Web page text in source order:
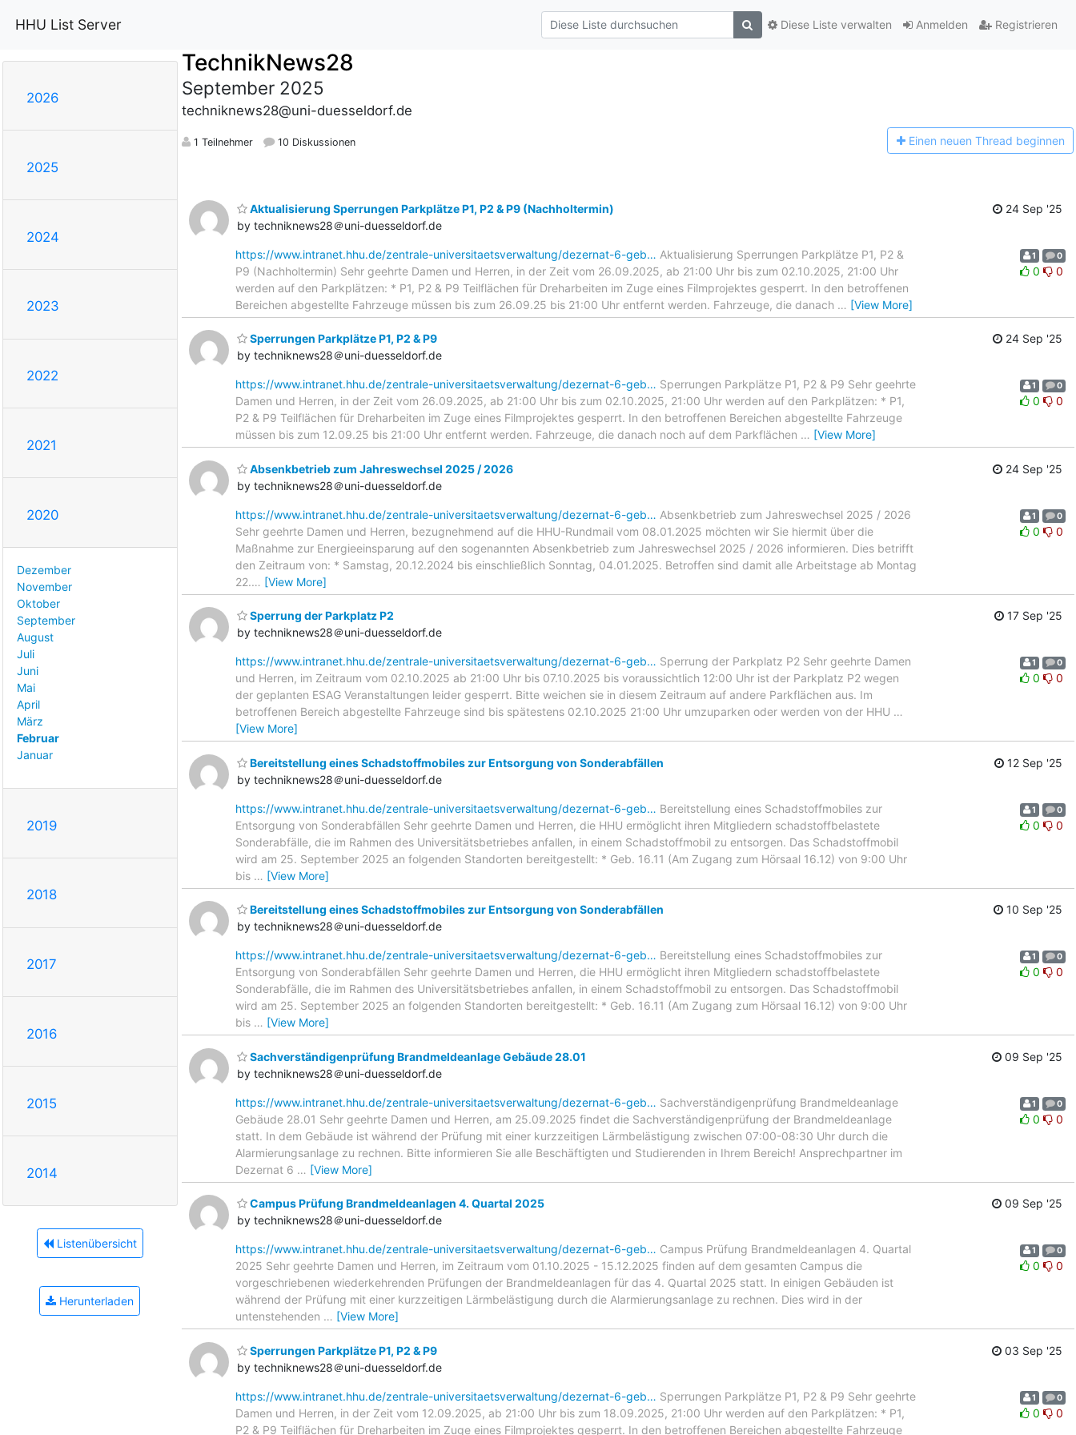
HHU List Server Anmelden Registrieren
Diese Liste verwalten
2026
2025
2024
2023
2022
2021
2020
Dezember
November
Oktober
September
August
Juli
Juni
Mai
April
März
Februar
Januar
2019
2018
2017
2016
2015
2014
Listenübersicht
Herunterladen
TechnikNews28
September 2025
techniknews28@uni-duesseldorf.de
1 Teilnehmer 10 Diskussionen Einen neuen Thread beginnen
Aktualisierung Sperrungen Parkplätze P1, P2 & P9 (Nachholtermin)
by techniknews28＠uni-duesseldorf.de
24 Sep '25
https://www.intranet.hhu.de/zentrale-universitaetsverwaltung/dezernat-6-geb… Aktualisierung Sperrungen Parkplätze P1, P2 &
P9 (Nachholtermin) Sehr geehrte Damen und Herren, in der Zeit vom 26.09.2025, ab 21:00 Uhr bis zum 02.10.2025, 21:00 Uhr
werden auf den Parkplätzen: * P1, P2 & P9 Teilflächen für Dreharbeiten im Zuge eines Filmprojektes gesperrt. In den betroffenen
Bereichen abgestellte Fahrzeuge müssen bis zum 26.09.25 bis 21:00 Uhr entfernt werden. Fahrzeuge, die danach … [View More]
1 0
0 0
Sperrungen Parkplätze P1, P2 & P9
by techniknews28＠uni-duesseldorf.de
24 Sep '25
https://www.intranet.hhu.de/zentrale-universitaetsverwaltung/dezernat-6-geb… Sperrungen Parkplätze P1, P2 & P9 Sehr geehrte
Damen und Herren, in der Zeit vom 26.09.2025, ab 21:00 Uhr bis zum 02.10.2025, 21:00 Uhr werden auf den Parkplätzen: * P1,
P2 & P9 Teilflächen für Dreharbeiten im Zuge eines Filmprojektes gesperrt. In den betroffenen Bereichen abgestellte Fahrzeuge
müssen bis zum 12.09.25 bis 21:00 Uhr entfernt werden. Fahrzeuge, die danach noch auf dem Parkflächen … [View More]
1 0
0 0
Absenkbetrieb zum Jahreswechsel 2025 / 2026
by techniknews28＠uni-duesseldorf.de
24 Sep '25
https://www.intranet.hhu.de/zentrale-universitaetsverwaltung/dezernat-6-geb… Absenkbetrieb zum Jahreswechsel 2025 / 2026
Sehr geehrte Damen und Herren, bezugnehmend auf die HHU-Rundmail vom 08.01.2025 möchten wir Sie hiermit über die
Maßnahme zur Energieeinsparung auf den sogenannten Absenkbetrieb zum Jahreswechsel 2025 / 2026 informieren. Dies betrifft
den Zeitraum von: * Samstag, 20.12.2024 bis einschließlich Sonntag, 04.01.2025. Betroffen sind damit alle Arbeitstage ab Montag
22.… [View More]
1 0
0 0
Sperrung der Parkplatz P2
by techniknews28＠uni-duesseldorf.de
17 Sep '25
https://www.intranet.hhu.de/zentrale-universitaetsverwaltung/dezernat-6-geb… Sperrung der Parkplatz P2 Sehr geehrte Damen
und Herren, im Zeitraum vom 02.10.2025 ab 21:00 Uhr bis 07.10.2025 bis voraussichtlich 12:00 Uhr ist der Parkplatz P2 wegen
der geplanten ESAG Veranstaltungen leider gesperrt. Bitte weichen sie in diesem Zeitraum auf andere Parkflächen aus. Im
betroffenen Bereich abgestellte Fahrzeuge sind bis spätestens 02.10.2025 21:00 Uhr umzuparken oder werden von der HHU …
[View More]
1 0
0 0
Bereitstellung eines Schadstoffmobiles zur Entsorgung von Sonderabfällen
by techniknews28＠uni-duesseldorf.de
12 Sep '25
https://www.intranet.hhu.de/zentrale-universitaetsverwaltung/dezernat-6-geb… Bereitstellung eines Schadstoffmobiles zur
Entsorgung von Sonderabfällen Sehr geehrte Damen und Herren, die HHU ermöglicht ihren Mitgliedern schadstoffbelastete
Sonderabfälle, die im Rahmen des Universitätsbetriebes anfallen, in einem Schadstoffmobil zu entsorgen. Das Schadstoffmobil
wird am 25. September 2025 an folgenden Standorten bereitgestellt: * Geb. 16.11 (Am Zugang zum Hörsaal 16.12) von 9:00 Uhr
bis … [View More]
1 0
0 0
Bereitstellung eines Schadstoffmobiles zur Entsorgung von Sonderabfällen
by techniknews28＠uni-duesseldorf.de
10 Sep '25
https://www.intranet.hhu.de/zentrale-universitaetsverwaltung/dezernat-6-geb… Bereitstellung eines Schadstoffmobiles zur
Entsorgung von Sonderabfällen Sehr geehrte Damen und Herren, die HHU ermöglicht ihren Mitgliedern schadstoffbelastete
Sonderabfälle, die im Rahmen des Universitätsbetriebes anfallen, in einem Schadstoffmobil zu entsorgen. Das Schadstoffmobil
wird am 25. September 2025 an folgenden Standorten bereitgestellt: * Geb. 16.11 (Am Zugang zum Hörsaal 16.12) von 9:00 Uhr
bis … [View More]
1 0
0 0
Sachverständigenprüfung Brandmeldeanlage Gebäude 28.01
by techniknews28＠uni-duesseldorf.de
09 Sep '25
https://www.intranet.hhu.de/zentrale-universitaetsverwaltung/dezernat-6-geb… Sachverständigenprüfung Brandmeldeanlage
Gebäude 28.01 Sehr geehrte Damen und Herren, am 25.09.2025 findet die Sachverständigenprüfung der Brandmeldeanlage
statt. In dem Gebäude ist während der Prüfung mit einer kurzzeitigen Lärmbelästigung zwischen 07:00-08:30 Uhr durch die
Alarmierungsanlage zu rechnen. Bitte informieren Sie alle Beschäftigten und Studierenden in Ihrem Bereich! Ansprechpartner im
Dezernat 6 … [View More]
1 0
0 0
Campus Prüfung Brandmeldeanlagen 4. Quartal 2025
by techniknews28＠uni-duesseldorf.de
09 Sep '25
https://www.intranet.hhu.de/zentrale-universitaetsverwaltung/dezernat-6-geb… Campus Prüfung Brandmeldeanlagen 4. Quartal
2025 Sehr geehrte Damen und Herren, im Zeitraum vom 01.10.2025 - 15.12.2025 finden auf dem gesamten Campus die
vorgeschriebenen wiederkehrenden Prüfungen der Brandmeldeanlagen für das 4. Quartal 2025 statt. In einigen Gebäuden ist
während der Prüfung mit einer kurzzeitigen Lärmbelästigung durch die Alarmierungsanlage zu rechnen. Dies wird in der
untenstehenden … [View More]
1 0
0 0
Sperrungen Parkplätze P1, P2 & P9
by techniknews28＠uni-duesseldorf.de
03 Sep '25
https://www.intranet.hhu.de/zentrale-universitaetsverwaltung/dezernat-6-geb… Sperrungen Parkplätze P1, P2 & P9 Sehr geehrte
Damen und Herren, in der Zeit vom 12.09.2025, ab 21:00 Uhr bis zum 18.09.2025, 21:00 Uhr werden auf den Parkplätzen: * P1,
P2 & P9 Teilflächen für Dreharbeiten im Zuge eines Filmprojektes gesperrt. In den betroffenen Bereichen abgestellte Fahrzeuge
1 0
0 0